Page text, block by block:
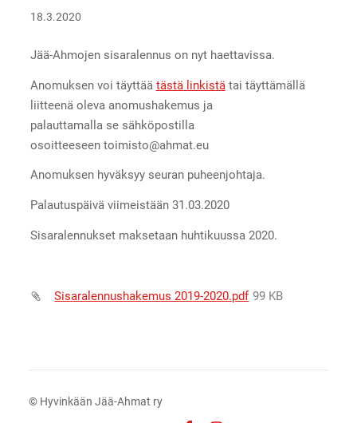
18.3.2020
Jää-Ahmojen sisaralennus on nyt haettavissa.
Anomuksen voi täyttää tästä linkistä tai täyttämällä
liitteenä oleva anomushakemus ja
palauttamalla se sähköpostilla
osoitteeseen toimisto@ahmat.eu
Anomuksen hyväksyy seuran puheenjohtaja.
Palautuspäivä viimeistään 31.03.2020
Sisaralennukset maksetaan huhtikuussa 2020.
Sisaralennushakemus 2019-2020.pdf 99 KB
© Hyvinkään Jää-Ahmat ry